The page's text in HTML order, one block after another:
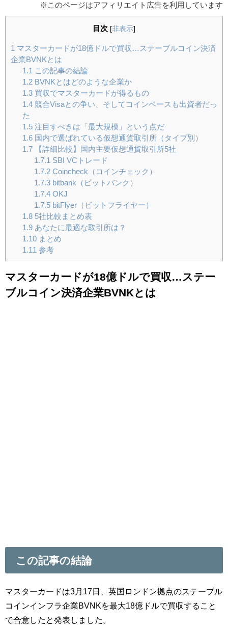
※このページはアフィリエイト広告を利用しています
目次 [非表示]
1 マスターカードが18億ドルで買収…ステーブルコイン決済
企業BVNKとは
1.1
この記事の結論
1.2BVNKとはどのような企業か
1.3買収でマスターカードが得るもの
1.4競合Visaとの争い、そしてコインベースも出資者だっ
た
1.5注目すべきは「最大規模」という点だ
1.6国内で選ばれている仮想通貨取引所（タイプ別）
1.7【詳細比較】国内主要仮想通貨取引所5社
1.7.1 SBI VCトレード
1.7.2Coincheck（コインチェック）
1.7.3bitbank（ビットバンク）
1.7.4OKJ
1.7.5bitFlyer（ビットフライヤー）
1.85社比較まとめ表
1.9あなたに最適な取引所は？
1.10まとめ
1.11 参考
マスターカードが18億ドルで買収…ステー
ブルコイン決済企業BVNKとは
この記事の結論
マスターカードは3月17日、英国ロンドン拠点のステーブル
コインインフラ企業BVNKを最大18億ドルで買収すること
で合意したと発表しました。